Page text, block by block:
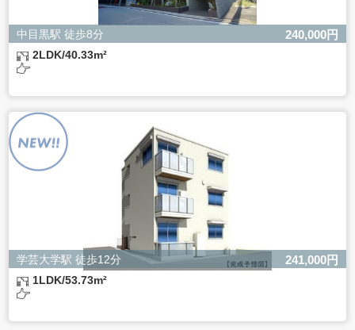
電話 03-3794-1115
お問合せメールアドレス privacy@balleggs.co.jp
受付時間：平日10：30～17：00 ※弊社公休日を除く
よるものです。
ただし、必要な項目をいただけない場合、適切な対応がで
きない場合があります。
中目黒駅 徒歩8分 240,000円
2LDK/40.33m²
学芸大学駅 徒歩12分 241,000円
1LDK/53.73m²